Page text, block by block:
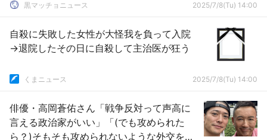
黒マッチョニュース 2025/7/8(Tu) 14:00
自殺に失敗した女性が大怪我を負って入院
→退院したその日に自殺して主治医が狂う
くまニュース 2025/7/8(Tu) 14:00
俳優・高岡蒼佑さん「戦争反対って声高に
言える政治家がいい」「(でも攻められた
ら？)そもそも攻められないような外交をす